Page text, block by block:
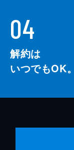
04
解約は
いつでもOK。